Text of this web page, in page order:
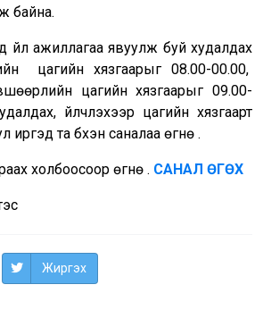
байна.
ажиллагаа явуулж буй худалдах
цагийн хязгаарыг 08.00-00.00,
цагийн хязгаарыг 09.00-
үйлчлэхээр цагийн хязгаарт
иргэд та бүхэн саналаа өгнө үү.
холбоосоор өгнө үү. САНАЛ ӨГӨХ
Жиргэх